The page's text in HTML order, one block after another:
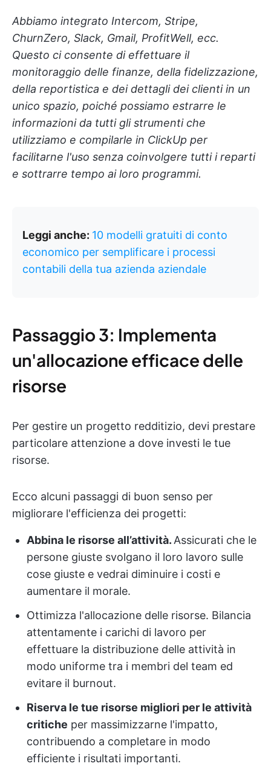
Abbiamo integrato Intercom, Stripe,
ChurnZero, Slack, Gmail, ProfitWell, ecc.
Questo ci consente di effettuare il
monitoraggio delle finanze, della fidelizzazione,
della reportistica e dei dettagli dei clienti in un
unico spazio, poiché possiamo estrarre le
informazioni da tutti gli strumenti che
utilizziamo e compilarle in ClickUp per
facilitarne l'uso senza coinvolgere tutti i reparti
e sottrarre tempo ai loro programmi.
Leggi anche: 10 modelli gratuiti di conto
economico per semplificare i processi
contabili della tua azienda aziendale
Passaggio 3: Implementa
un'allocazione efficace delle
risorse
Per gestire un progetto redditizio, devi prestare
particolare attenzione a dove investi le tue
risorse.
Ecco alcuni passaggi di buon senso per
migliorare l'efficienza dei progetti:
Abbina le risorse all’attività. Assicurati che le
persone giuste svolgano il loro lavoro sulle
cose giuste e vedrai diminuire i costi e
aumentare il morale.
Ottimizza l'allocazione delle risorse. Bilancia
attentamente i carichi di lavoro per
effettuare la distribuzione delle attività in
modo uniforme tra i membri del team ed
evitare il burnout.
Riserva le tue risorse migliori per le attività
critiche per massimizzarne l'impatto,
contribuendo a completare in modo
efficiente i risultati importanti.